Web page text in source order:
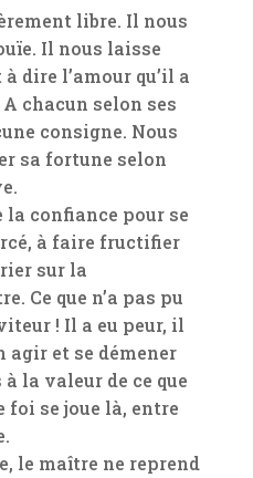
libre. Il nous
Il nous laisse
dire l’amour qu’il a
chacun selon ses
consigne. Nous
sa fortune selon
la confiance pour se
à faire fructifier
sur la
Ce que n’a pas pu
! Il a eu peur, il
agir et se démener
la valeur de ce que
foi se joue là, entre
le maître ne reprend